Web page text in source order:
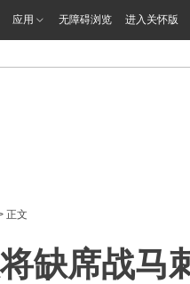
应用 无障碍浏览 进入关怀版
正文
缺席战马